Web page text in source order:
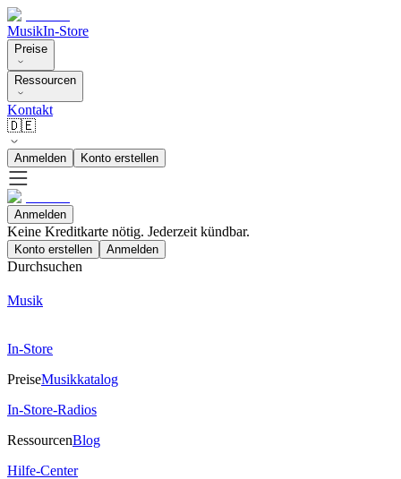
MusikIn-Store
Preise
Ressourcen
Kontakt
🇩🇪
Anmelden Konto erstellen
Anmelden
Keine Kreditkarte nötig. Jederzeit kündbar.
Konto erstellen Anmelden
Durchsuchen
Musik
In-Store
PreiseMusikkatalog
In-Store-Radios
RessourcenBlog
Hilfe-Center